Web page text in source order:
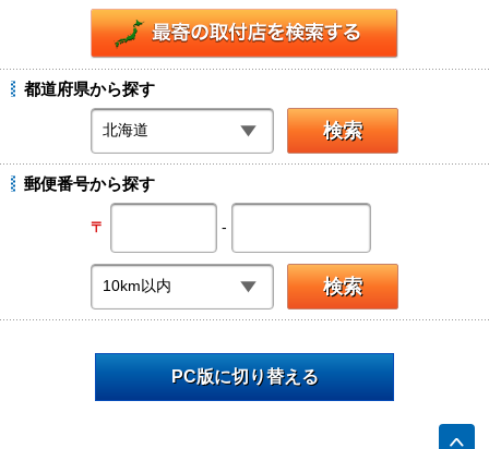
都道府県から探す
郵便番号から探す
〒 -
PC版に切り替える